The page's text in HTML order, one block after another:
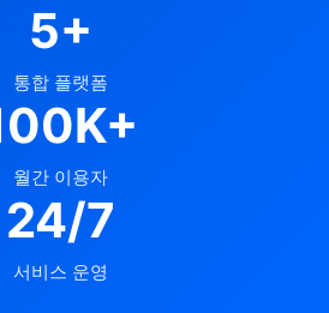
5+
통합 플랫폼
월간 이용자
24/7
서비스 운영